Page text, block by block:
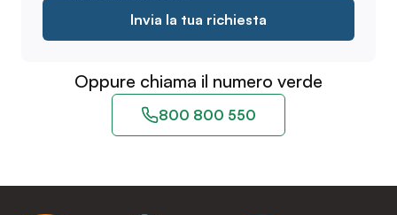
Invia la tua richiesta
Oppure chiama il numero verde
800 800 550